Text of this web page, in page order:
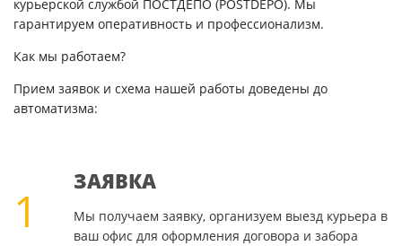
курьерской службой ПОСТДЕПО (POSTDEPO). Мы
гарантируем оперативность и профессионализм.
Как мы работаем?
Прием заявок и схема нашей работы доведены до
автоматизма:
1
ЗАЯВКА
Мы получаем заявку, организуем выезд курьера в
ваш офис для оформления договора и забора